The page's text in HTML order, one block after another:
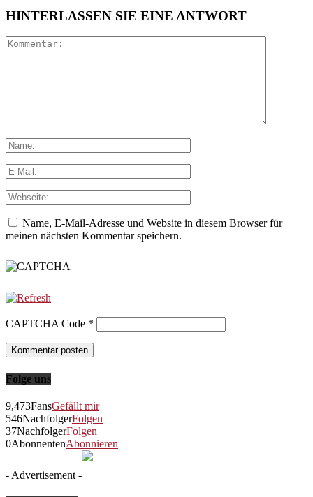
HINTERLASSEN SIE EINE ANTWORT
Name, E-Mail-Adresse und Website in diesem Browser für
meinen nächsten Kommentar speichern.
CAPTCHA Code *
Folge uns
9,473FansGefällt mir
546NachfolgerFolgen
37NachfolgerFolgen
0AbonnentenAbonnieren
- Advertisement -